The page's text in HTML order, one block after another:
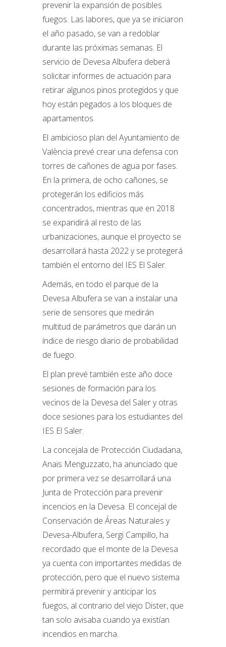
prevenir la expansión de posibles
fuegos. Las labores, que ya se iniciaron
el año pasado, se van a redoblar
durante las próximas semanas. El
servicio de Devesa Albufera deberá
solicitar informes de actuación para
retirar algunos pinos protegidos y que
hoy están pegados a los bloques de
apartamentos.
El ambicioso plan del Ayuntamiento de
València prevé crear una defensa con
torres de cañones de agua por fases.
En la primera, de ocho cañones, se
protegerán los edificios más
concentrados, mientras que en 2018
se expandirá al resto de las
urbanizaciones, aunque el proyecto se
desarrollará hasta 2022 y se protegerá
también el entorno del IES El Saler.
Además, en todo el parque de la
Devesa Albufera se van a instalar una
serie de sensores que medirán
multitud de parámetros que darán un
índice de riesgo diario de probabilidad
de fuego.
El plan prevé también este año doce
sesiones de formación para los
vecinos de la Devesa del Saler y otras
doce sesiones para los estudiantes del
IES El Saler.
La concejala de Protección Ciudadana,
Anaïs Menguzzato, ha anunciado que
por primera vez se desarrollará una
Junta de Protección para prevenir
incencios en la Devesa. El concejal de
Conservación de Áreas Naturales y
Devesa-Albufera, Sergi Campillo, ha
recordado que el monte de la Devesa
ya cuenta con importantes medidas de
protección, pero que el nuevo sistema
permitirá prevenir y anticipar los
fuegos, al contrario del viejo Dister, que
tan solo avisaba cuando ya existían
incendios en marcha.